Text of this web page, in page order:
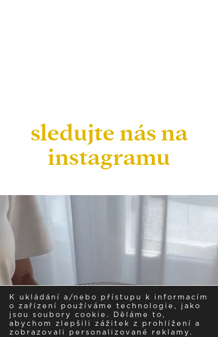
sledujte nás na
instagramu
K ukládání a/nebo přístupu k informacím
o zařízení používáme technologie, jako
jsou soubory cookie. Děláme to,
abychom zlepšili zážitek z prohlížení a
zobrazovali personalizované reklamy.